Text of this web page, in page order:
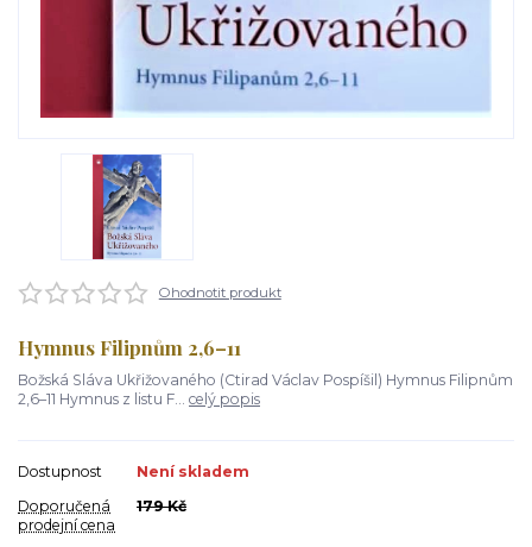
Ohodnotit produkt
Hymnus Filipnům 2,6–11
Božská Sláva Ukřižovaného (Ctirad Václav Pospíšil) Hymnus Filipnům
2,6–11 Hymnus z listu F... celý popis
Dostupnost
Není skladem
Doporučená
prodejní cena
179 Kč